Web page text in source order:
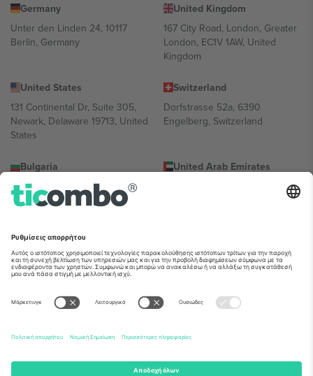
Germany
Unter den Linden 24, 10117
Berlin, Germany
United Kingdom
167 City Road, London, Greater
London, EC1V 1AW, United
Kingdom
United States
131 Continental Dr, Suite 305,
Newark, Delaware 19713, United
States
Switzerland
Dorfstrasse 52a, 6390
Engelberg, Switzerland
Bulgaria
Regus Sofia City West, bul
Totleben 53-55, 1606 Sofia,
United Arab Emirates
UAE Dubai Silicon Oasis, DDP
Building A1, Office 302, Dubai,
Mexico
Av Chapultepec 360, Roma
Norte, Cuauhtémoc, 06700
Ciudad de México, CDMX,
Mexico
Η νομική οντότητα του παρόχου πλατφόρμας ενδέχεται να
τομέα. Για λεπτομέρειες ανατρέξτε στη σελίδα της συγκεκριμένης